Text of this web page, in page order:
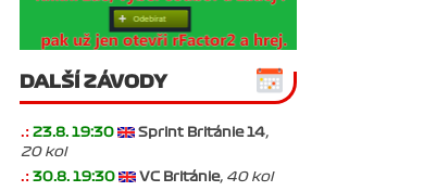
DALŠÍ ZÁVODY
.: 23.8. 19:30 Sprint Británie 14,
20 kol
.: 30.8. 19:30 VC Británie, 40 kol